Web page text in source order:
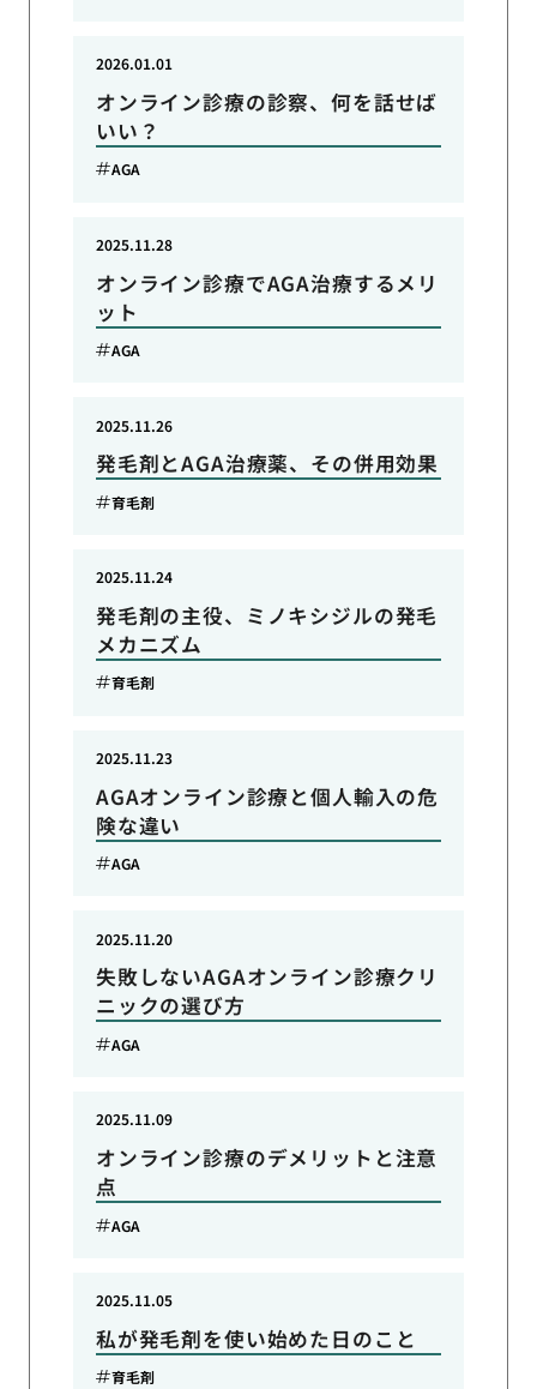
オンライン診療の診察、何を話せば
いい？
2026.01.01
AGA
オンライン診療でAGA治療するメリ
ット
2025.11.28
AGA
発毛剤とAGA治療薬、その併用効果
2025.11.26
育毛剤
発毛剤の主役、ミノキシジルの発毛
メカニズム
2025.11.24
育毛剤
AGAオンライン診療と個人輸入の危
険な違い
2025.11.23
AGA
失敗しないAGAオンライン診療クリ
ニックの選び方
2025.11.20
AGA
オンライン診療のデメリットと注意
点
2025.11.09
AGA
私が発毛剤を使い始めた日のこと
2025.11.05
育毛剤